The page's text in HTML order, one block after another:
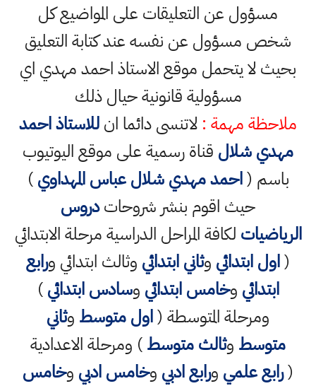
مسؤول عن التعليقات على المواضيع كل
شخص مسؤول عن نفسه عند كتابة التعليق
بحيث لا يتحمل موقع الاستاذ احمد مهدي اي
مسؤولية قانونية حيال ذلك
ملاحظة مهمة : لاتنسى دائما انللاستاذ احمد
مهدي شلال قناة رسمية على موقع اليوتيوب
باسم (احمد مهدي شلال عباس المهداوي)
حيث اقوم بنشر شروحاتدروس
الرياضيات لكافة المراحل الدراسية مرحلة الابتدائي
(اول ابتدائي وثاني ابتدائي وثالث ابتدائي ورابع
ابتدائي وخامس ابتدائي وسادس ابتدائي)
ومرحلة المتوسطة (اول متوسط وثاني
متوسط وثالث متوسط) ومرحلة الاعدادية
(رابع علمي ورابع ادبي وخامس ادبي وخامس